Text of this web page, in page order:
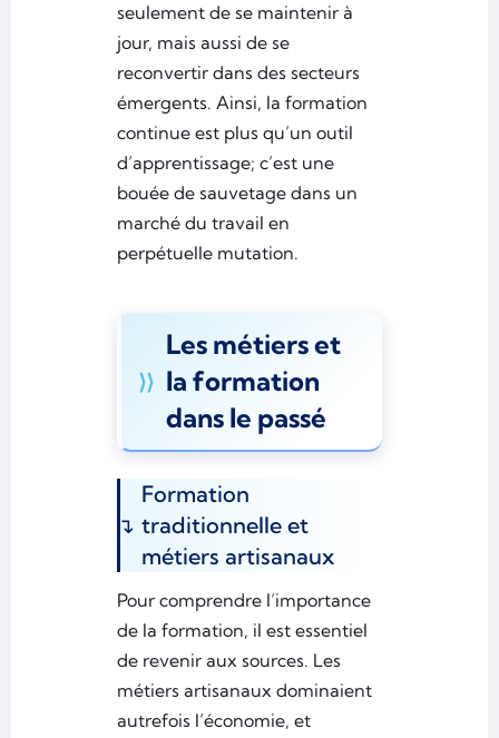
seulement de se maintenir à
jour, mais aussi de se
reconvertir dans des secteurs
émergents. Ainsi, la formation
continue est plus qu’un outil
d’apprentissage; c’est une
bouée de sauvetage dans un
marché du travail en
perpétuelle mutation.
Les métiers et
la formation
dans le passé
Formation
traditionnelle et
métiers artisanaux
Pour comprendre l’importance
de la formation, il est essentiel
de revenir aux sources. Les
métiers artisanaux dominaient
autrefois l’économie, et